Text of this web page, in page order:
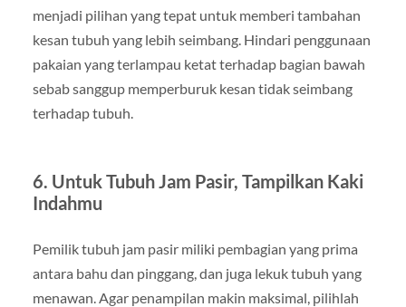
menjadi pilihan yang tepat untuk memberi tambahan
kesan tubuh yang lebih seimbang. Hindari penggunaan
pakaian yang terlampau ketat terhadap bagian bawah
sebab sanggup memperburuk kesan tidak seimbang
terhadap tubuh.
6. Untuk Tubuh Jam Pasir, Tampilkan Kaki
Indahmu
Pemilik tubuh jam pasir miliki pembagian yang prima
antara bahu dan pinggang, dan juga lekuk tubuh yang
menawan. Agar penampilan makin maksimal, pilihlah